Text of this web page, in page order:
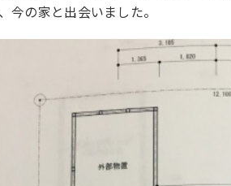
今の家と出会いました。